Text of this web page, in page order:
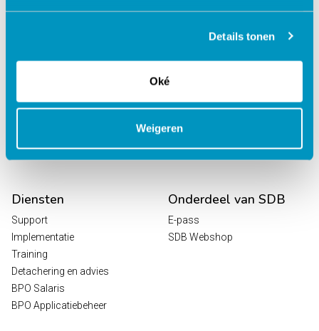
Details tonen
Oké
Weigeren
Digitale Zorg
Vrijwilligersportaal
Diensten
Support
Implementatie
Training
Detachering en advies
BPO Salaris
BPO Applicatiebeheer
Onderdeel van SDB
E-pass
SDB Webshop